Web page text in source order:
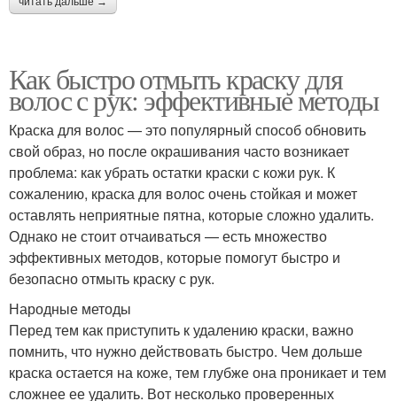
Как быстро отмыть краску для
волос с рук: эффективные методы
Краска для волос — это популярный способ обновить
свой образ, но после окрашивания часто возникает
проблема: как убрать остатки краски с кожи рук. К
сожалению, краска для волос очень стойкая и может
оставлять неприятные пятна, которые сложно удалить.
Однако не стоит отчаиваться — есть множество
эффективных методов, которые помогут быстро и
безопасно отмыть краску с рук.
Народные методы
Перед тем как приступить к удалению краски, важно
помнить, что нужно действовать быстро. Чем дольше
краска остается на коже, тем глубже она проникает и тем
сложнее ее удалить. Вот несколько проверенных